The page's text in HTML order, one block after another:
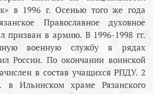
в 1996 г. Осенью того же года
Православное духовное
призван в армию. В 1996-1998 гг.
военную службу в рядах
России. По окончании воинской
в состав учащихся РПДУ. 2
в Ильинском храме Рязанского